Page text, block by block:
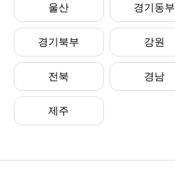
울산 경기동부
경기북부 강원
전북 경남
제주